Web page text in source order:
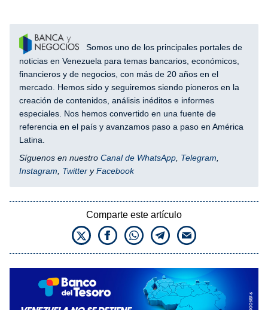
Somos uno de los principales portales de
noticias en Venezuela para temas bancarios, económicos,
financieros y de negocios, con más de 20 años en el
mercado. Hemos sido y seguiremos siendo pioneros en la
creación de contenidos, análisis inéditos e informes
especiales. Nos hemos convertido en una fuente de
referencia en el país y avanzamos paso a paso en América
Latina.
Síguenos en nuestro Canal de WhatsApp Telegram
Instagram
Twitter yFacebook
Comparte este artículo